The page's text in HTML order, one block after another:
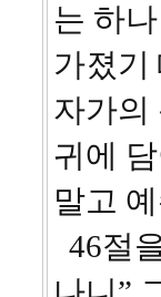
는 하
가졌기
자가의
귀에
말고
46절